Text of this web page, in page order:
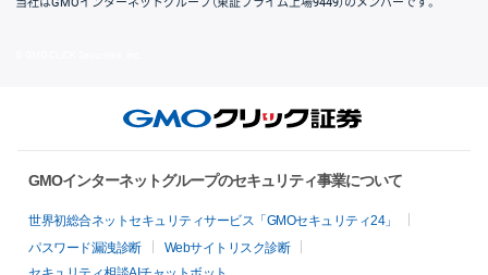
GMOインターネットグループのセキュリティ事業について
世界初総合ネットセキュリティサービス「GMOセキュリティ24」
パスワード漏洩診断
Webサイトリスク診断